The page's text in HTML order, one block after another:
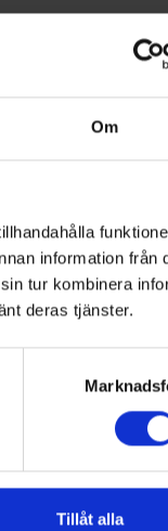
Om
information från
tur kombinera
deras tjänster.
Tillåt alla